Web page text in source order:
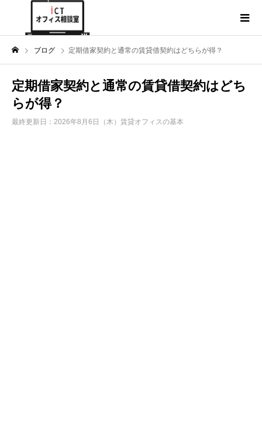
ブログ 定期借家契約と通常の賃貸借契約はどちらが得？
定期借家契約と通常の賃貸借契約はどち
らが得？
最終更新日：2026年8月6日（木） 賃貸オフィスの基本